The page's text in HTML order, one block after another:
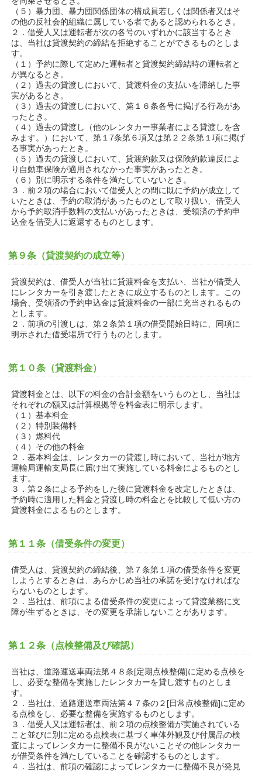
（５）暴力団、暴力団関係団体の構成員若しくは関係者又はそ
の他の反社会的組織に属している者であると認められるとき。
２．借受人又は運転者が次の各号のいずれかに該当するとき
は、当社は貸渡契約の締結を拒絶することができるものとしま
す。
（１）予約に際して定めた運転者と貸渡契約締結時の運転者と
が異なるとき。
（２）過去の貸渡しにおいて、貸渡料金の支払いを滞納した事
実があるとき。
（３）過去の貸渡しにおいて、第１６条各号に掲げる行為があ
ったとき。
（４）過去の貸渡し（他のレンタカー事業者による貸渡しを含
みます。）において、第１7条第６項又は第２２条第１項に掲げ
る事実があったとき。
（５）過去の貸渡しにおいて、貸渡約款又は保険約款違反によ
り自動車保険が適用されなかった事実があったとき。
（６）別に明示する条件を満たしていないとき。
３．前２項の場合において借受人との間に既に予約が成立して
いたときは、予約の取消があったものとして取り扱い、借受人
から予約取消手数料の支払いがあったときは、受領済の予約申
込金を借受人に返還するものとします。
第９条（貸渡契約の成立等）
貸渡契約は、借受人が当社に貸渡料金を支払い、当社が借受人
にレンタカーを引き渡したときに成立するものとします。この
場合、受領済の予約申込金は貸渡料金の一部に充当されるもの
とします。
２．前項の引渡しは、第２条第１項の借受開始日時に、同項に
明示された借受場所で行うものとします。
第１０条（貸渡料金）
貸渡料金とは、以下の料金の合計金額をいうものとし、当社は
それぞれの額又は計算根拠等を料金表に明示します。
（１）基本料金
（２）特別装備料
（３）燃料代
（４）その他の料金
２．基本料金は、レンタカーの貸渡し時において、当社が地方
運輸局運輸支局長に届け出て実施している料金によるものとし
ます。
３．第２条による予約をした後に貸渡料金を改定したときは、
予約時に適用した料金と貸渡し時の料金とを比較して低い方の
貸渡料金によるものとします。
第１１条（借受条件の変更）
借受人は、貸渡契約の締結後、第７条第１項の借受条件を変更
しようとするときは、あらかじめ当社の承諾を受けなければな
らないものとします。
２．当社は、前項による借受条件の変更によって貸渡業務に支
障が生ずるときは、その変更を承諾しないことがあります。
第１２条（点検整備及び確認）
当社は、道路運送車両法第４８条[定期点検整備]に定める点検を
し、必要な整備を実施したレンタカーを貸し渡すものとしま
す。
２．当社は、道路運送車両法第４７条の２[日常点検整備]に定め
る点検をし、必要な整備を実施するものとします。
３．借受人又は運転者は、前２項の点検整備が実施されている
こと並びに別に定める点検表に基づく車体外観及び付属品の検
査によってレンタカーに整備不良がないことその他レンタカー
が借受条件を満たしていることを確認するものとします。
４．当社は、前項の確認によってレンタカーに整備不良が発見